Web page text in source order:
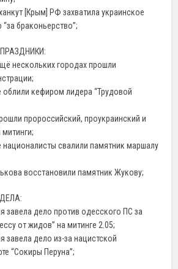
[Крым] РФ захватила украинское
браконьерство”;
нескольких городах прошли
кефиром лидера “Трудовой
пророссийский, проукраинский и
свалили памятник маршалу
восстановили памятник Жукову;
завела дело против одесского ПС за
от жидов” на митинге 2.05;
завела дело из-за нацистской
“Сокиры Перуна”;